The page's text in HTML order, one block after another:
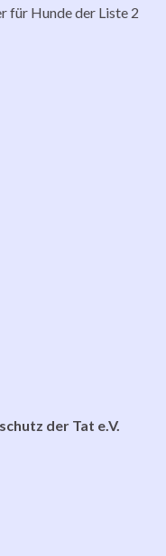
für Hunde der Liste 2
der Tat e.V.